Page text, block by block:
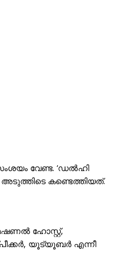
വേണ്ട. ‘ഡൽഹി
കണ്ടെത്തിയത്.
ഹോസ്റ്റ്,
യൂട്യൂബർ എന്നീ